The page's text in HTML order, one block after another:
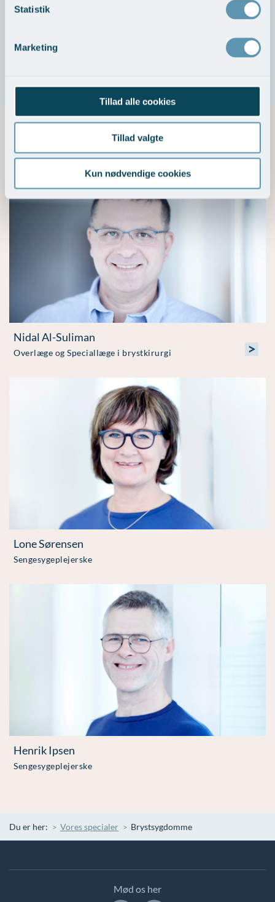
Statistik
Marketing
Tillad alle cookies
Tillad valgte
Kun nødvendige cookies
Undersøgelser og behandling af brystknuder,
mammografi, nålebiopsi, brystrekonstruktion mm.
Mammakirurgisk - Speciallæger & tilknyttede
medarbejdere
Nidal Al-Suliman
Overlæge og Speciallæge i brystkirurgi >
Lone Sørensen
Sengesygeplejerske
Henrik Ipsen
Sengesygeplejerske
Du er her: Vores specialer Brystsygdomme
Mød os her